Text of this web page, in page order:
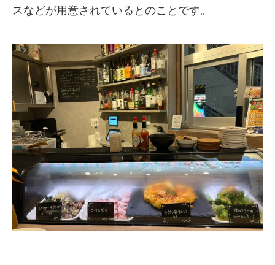
スなどが用意されているとのことです。